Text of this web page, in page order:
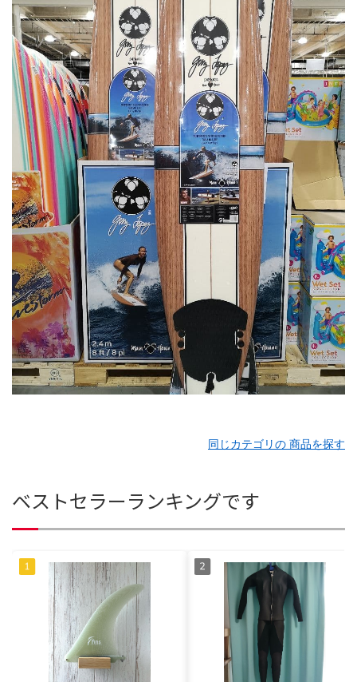
同じカテゴリの 商品を探す
ベストセラーランキングです